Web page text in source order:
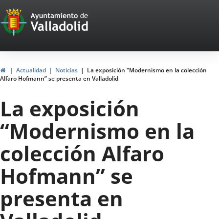
Portal
Web
del
Ayuntamiento
de
Valladolid
HomeActualidad Noticias
La exposición “Modernismo en la colección
Alfaro Hofmann” se presenta en Valladolid
La exposición
“Modernismo en la
colección Alfaro
Hofmann” se
presenta en